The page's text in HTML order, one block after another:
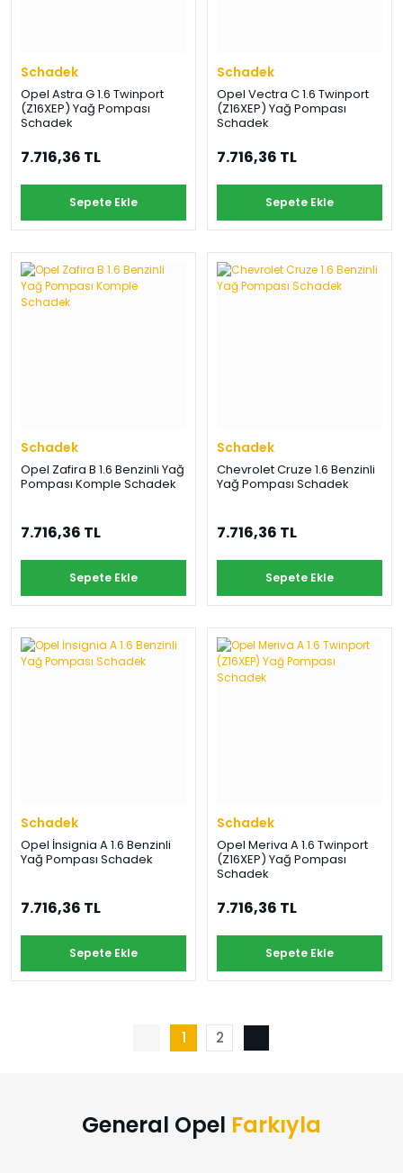
Schadek
Opel Astra G 1.6 Twinport
(Z16XEP) Yağ Pompası
Schadek
7.716,36 TL
Sepete Ekle
Schadek
Opel Vectra C 1.6 Twinport
(Z16XEP) Yağ Pompası
Schadek
7.716,36 TL
Sepete Ekle
Schadek
Opel Zafira B 1.6 Benzinli Yağ
Pompası Komple Schadek
7.716,36 TL
Sepete Ekle
Schadek
Chevrolet Cruze 1.6 Benzinli
Yağ Pompası Schadek
7.716,36 TL
Sepete Ekle
Schadek
Opel İnsignia A 1.6 Benzinli
Yağ Pompası Schadek
7.716,36 TL
Sepete Ekle
Schadek
Opel Meriva A 1.6 Twinport
(Z16XEP) Yağ Pompası
Schadek
7.716,36 TL
Sepete Ekle
1 2
General Opel Farkıyla